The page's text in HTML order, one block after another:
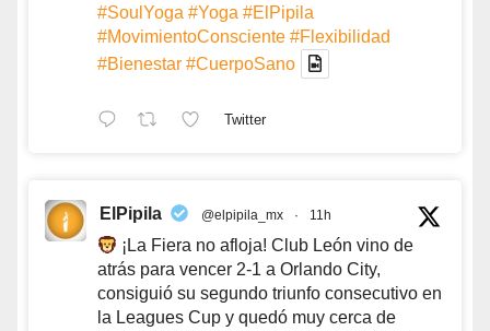
#SoulYoga #Yoga #ElPipila
#MovimientoConsciente #Flexibilidad
#Bienestar #CuerpoSano
Twitter
ElPipila @elpipila_mx · 11h
¡La Fiera no afloja! Club León vino de
atrás para vencer 2-1 a Orlando City,
consiguió su segundo triunfo consecutivo en
la Leagues Cup y quedó muy cerca de